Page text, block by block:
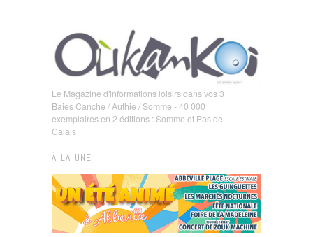
Le Magazine d'informations loisirs dans vos 3
Baies Canche / Authie / Somme - 40 000
exemplaires en 2 éditions : Somme et Pas de
Calais
À LA UNE